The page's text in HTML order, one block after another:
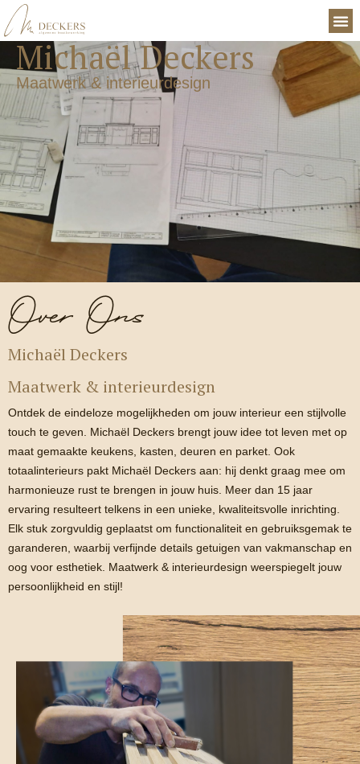
Michaël Deckers
Maatwerk & interieurdesign
Over Ons
Michaël Deckers
Maatwerk & interieurdesign
Ontdek de eindeloze mogelijkheden om jouw interieur een stijlvolle
touch te geven. Michaël Deckers brengt jouw idee tot leven met op
maat gemaakte keukens, kasten, deuren en parket. Ook
totaalinterieurs pakt Michaël Deckers aan: hij denkt graag mee om
harmonieuze rust te brengen in jouw huis. Meer dan 15 jaar
ervaring resulteert telkens in een unieke, kwaliteitsvolle inrichting.
Elk stuk zorgvuldig geplaatst om functionaliteit en gebruiksgemak te
garanderen, waarbij verfijnde details getuigen van vakmanschap en
oog voor esthetiek. Maatwerk & interieurdesign weerspiegelt jouw
persoonlijkheid en stijl!